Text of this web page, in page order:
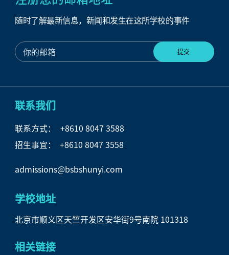
随时了解最新信息，新闻和发生在这所学校的事件
联系我们
联系方式：
+8610 8047 3588
招生事宜： +8610 8047 3558
admissions@bsbshunyi.com
学校地址
北京市顺义区天竺开发区安华街9号南院 101318
相关链接